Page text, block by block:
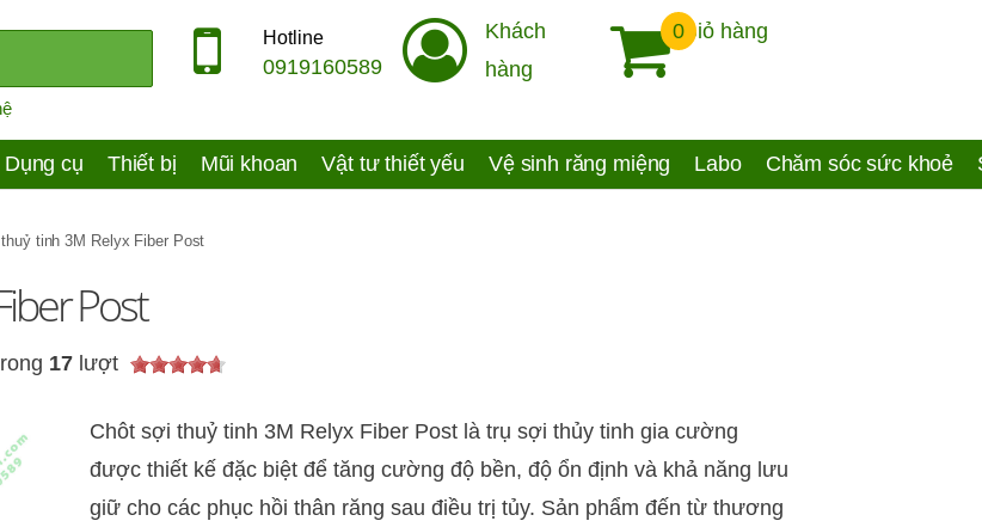
Hotline
0919160589
Khách
hàng
0Giỏ hàng
Dụng cụ Thiết bị Mũi khoan Vật tư thiết yếu Vệ sinh răng miệng Labo Chăm sóc sức khoẻ
tinh 3M Relyx Fiber Post
Post
17 lượt
Chôt sợi thuỷ tinh 3M Relyx Fiber Post là trụ sợi thủy tinh gia cường
được thiết kế đặc biệt để tăng cường độ bền, độ ổn định và khả năng lưu
giữ cho các phục hồi thân răng sau điều trị tủy. Sản phẩm đến từ thương